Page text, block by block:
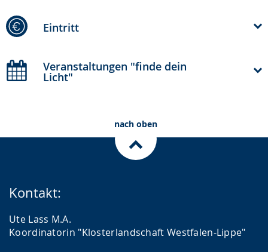
Eintritt
Veranstaltungen "finde dein
Licht"
nach oben
Kontakt:
Ute Lass M.A.
Koordinatorin "Klosterlandschaft Westfalen-Lippe"